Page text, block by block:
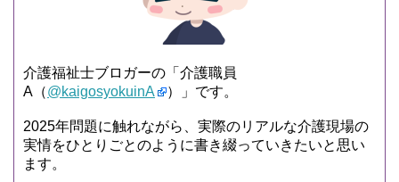
介護福祉士ブロガーの「介護職員
A（@kaigosyokuinA ）」です。
2025年問題に触れながら、実際のリアルな介護現場の
実情をひとりごとのように書き綴っていきたいと思い
ます。